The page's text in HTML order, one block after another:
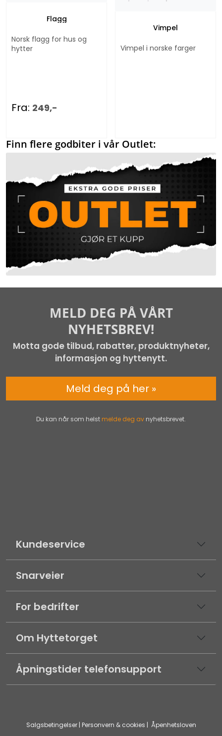
Flagg
Norsk flagg for hus og
hytter
Fra: 249,-
Vimpel
Vimpel i norske farger
Finn flere godbiter i vår Outlet:
Kundeservice
Snarveier
For bedrifter
Om Hyttetorget
Åpningstider telefonsupport
Salgsbetingelser| Personvern & cookies | Åpenhetsloven
MELD DEG PÅ VÅRT
NYHETSBREV!
Motta gode tilbud, rabatter, produktnyheter,
informasjon og hyttenytt.
Du kan når som helst melde deg av nyhetsbrevet.
Meld deg på her »